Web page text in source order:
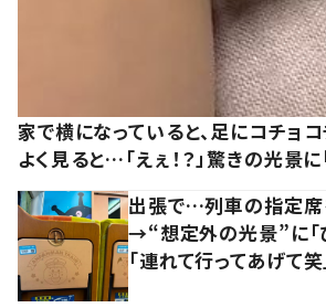
家で横になっていると、足にコチョ
よく見ると…「えぇ！？」驚きの光景に
出張で…列車の指定
→“想定外の光景”に「び
「連れて行ってあげて笑